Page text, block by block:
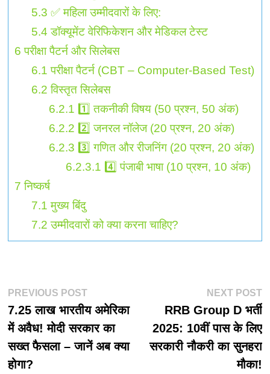
5.3 ✅ महिला उम्मीदवारों के लिए:
5.4 डॉक्यूमेंट वेरिफिकेशन और मेडिकल टेस्ट
6 परीक्षा पैटर्न और सिलेबस
6.1 परीक्षा पैटर्न (CBT – Computer-Based Test)
6.2 विस्तृत सिलेबस
6.2.1 1️⃣ तकनीकी विषय (50 प्रश्न, 50 अंक)
6.2.2 2️⃣ जनरल नॉलेज (20 प्रश्न, 20 अंक)
6.2.3 3️⃣ गणित और रीजनिंग (20 प्रश्न, 20 अंक)
6.2.3.1 4️⃣ पंजाबी भाषा (10 प्रश्न, 10 अंक)
7 निष्कर्ष
7.1 मुख्य बिंदु
7.2 उम्मीदवारों को क्या करना चाहिए?
पोस्ट
नेविगेशन
PREVIOUS POSTPrevious
post:
7.25 लाख भारतीय अमेरिका
में अवैध! मोदी सरकार का
सख्त फैसला – जानें अब क्या
होगा?
NEXT POST
RRB Group D भर्ती
2025: 10वीं पास के लिए
सरकारी नौकरी का सुनहरा
मौका!